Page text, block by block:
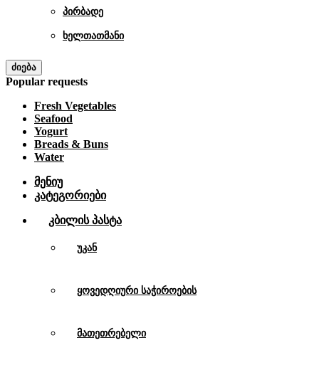
პირბადე
ხელთათმანი
ძიება
Popular requests
Fresh Vegetables
Seafood
Yogurt
Breads & Buns
Water
მენიუ
კატეგორიები
Კბილის Პასტა
უკან
ყოვედღიური საჭიროების
მათეთრებელი